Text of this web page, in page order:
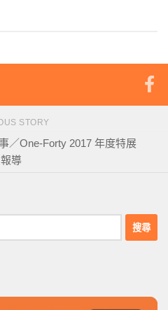
STORY
／One-Forty 2017 年度特展
報導